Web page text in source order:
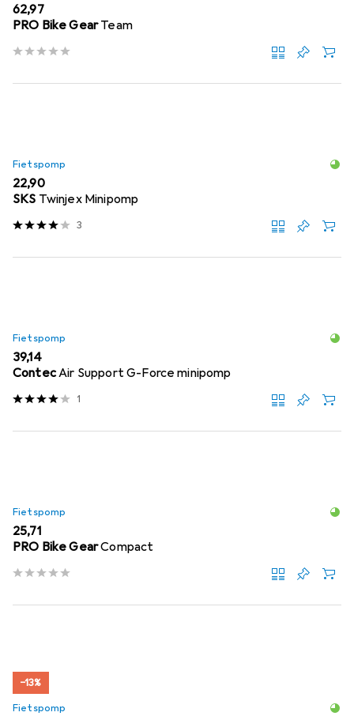
EUR
62,97
PRO Bike GearTeam
Fietspomp
EUR
22,90
SKS Twinjex Minipomp
3
Fietspomp
EUR
39,14
ContecAir Support G-Force minipomp
1
Fietspomp
EUR
25,71
PRO Bike GearCompact
−13%
Fietspomp